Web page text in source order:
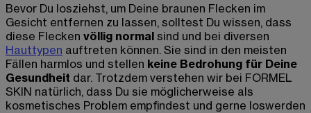
Bevor Du losziehst, um Deine braunen Flecken im
Gesicht entfernen zu lassen, solltest Du wissen, dass
diese Flecken völlig normal sind und bei diversen
Hauttypen auftreten können. Sie sind in den meisten
Fällen harmlos und stellen keine Bedrohung für Deine
Gesundheit dar. Trotzdem verstehen wir bei FORMEL
SKIN natürlich, dass Du sie möglicherweise als
kosmetisches Problem empfindest und gerne loswerden